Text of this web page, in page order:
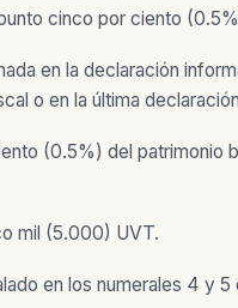
cinco por ciento
en la declaración
o en la última
(0.5%) del
mil (5.000) UVT.
en los numerales 4 y 5